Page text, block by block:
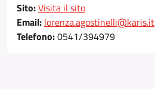
Sito:Visita il sito
Email: lorenza.agostinelli@karis.it
Telefono:0541/394979